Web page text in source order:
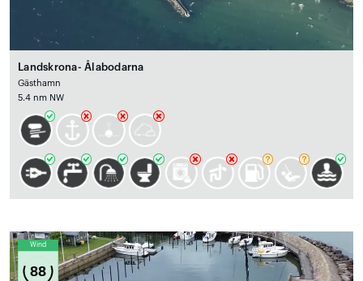
Landskrona- Ålabodarna
Gästhamn
5.4 nm NW
Wind
88